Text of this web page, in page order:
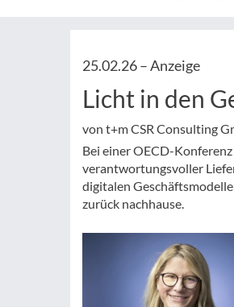
25.02.26 –Anzeige
Licht in den
von t+m CSR Consulting
Bei einer OECD-
verantwortungsvoller
digitalen
zurück nachhause.